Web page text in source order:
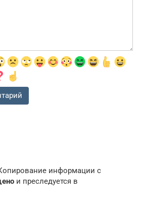
информации с
и преследуется в